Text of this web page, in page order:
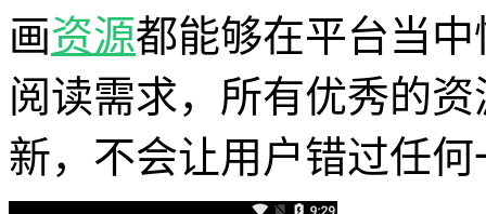
画资源都能够在平台当
阅读需求，所有优秀的
新，不会让用户错过任